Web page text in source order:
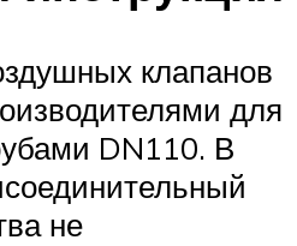
клапанов
для
DN110. В
не